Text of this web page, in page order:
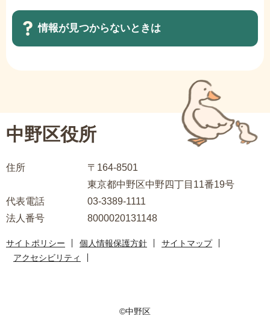
情報が見つからないときは
ゲ
シ
ン
こ
ま
中野区役所
住所
〒164-8501
東京都中野区中野四丁目11番19号
代表電話
03-3389-1111
法人番号
8000020131148
サイトポリシー 個人情報保護方針
サイトマップ
アクセシビリティ
©中野区